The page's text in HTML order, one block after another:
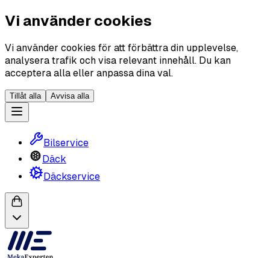
Vi använder cookies
Vi använder cookies för att förbättra din upplevelse,
analysera trafik och visa relevant innehåll. Du kan
acceptera alla eller anpassa dina val.
Tillåt alla Avvisa alla
Bilservice
Däck
Däckservice